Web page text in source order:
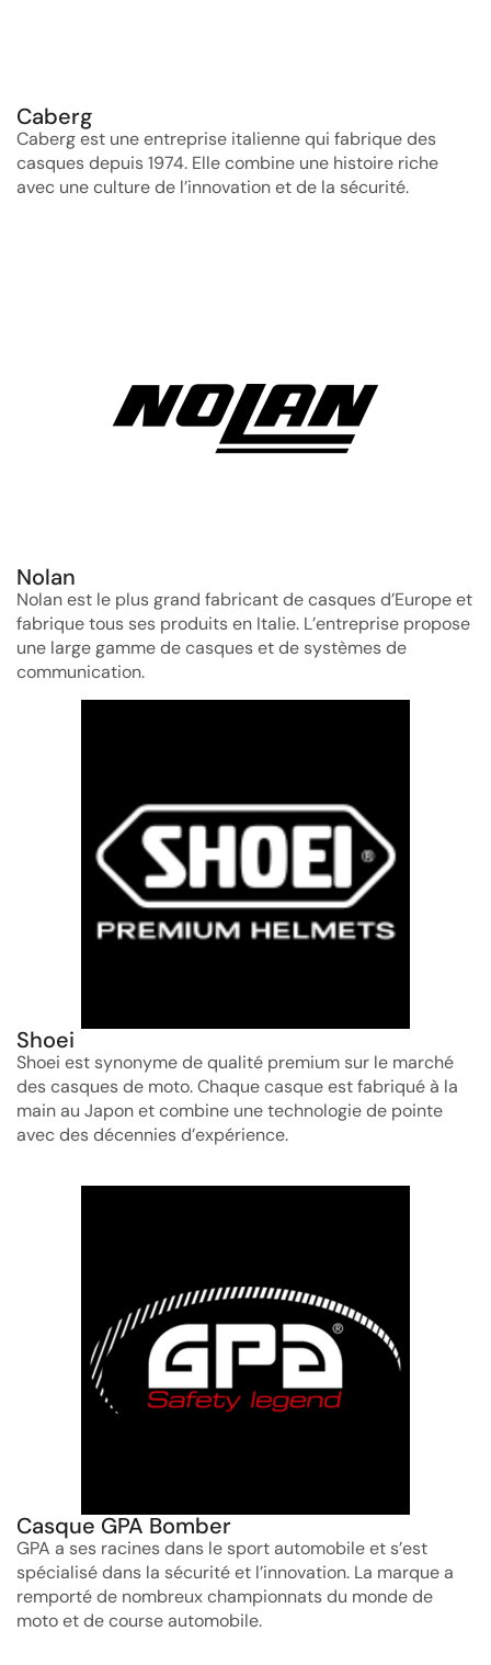
Caberg
Caberg est une entreprise italienne qui fabrique des
casques depuis 1974. Elle combine une histoire riche
avec une culture de l’innovation et de la sécurité.
Nolan
Nolan est le plus grand fabricant de casques d’Europe et
fabrique tous ses produits en Italie. L’entreprise propose
une large gamme de casques et de systèmes de
communication.
Shoei
Shoei est synonyme de qualité premium sur le marché
des casques de moto. Chaque casque est fabriqué à la
main au Japon et combine une technologie de pointe
avec des décennies d’expérience.
Casque GPA Bomber
GPA a ses racines dans le sport automobile et s’est
spécialisé dans la sécurité et l’innovation. La marque a
remporté de nombreux championnats du monde de
moto et de course automobile.